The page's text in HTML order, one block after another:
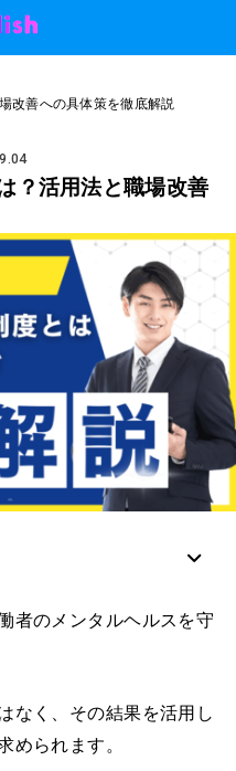
改善への具体策を徹底解説
？活用法と職場改善
者のメンタルヘルスを守
なく、その結果を活用し
られます。